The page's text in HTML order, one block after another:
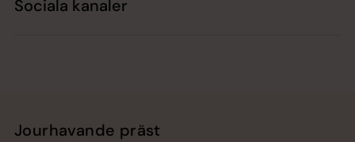
Sociala kanaler
Jourhavande präst